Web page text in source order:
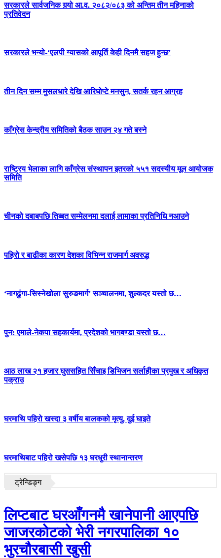
सरकारले सार्वजनिक गर्‍यो आ.व. २०८२/०८३ को अन्तिम तीन महिनाको
प्रतिवेदन
सरकारले भन्यो-‘एलपी ग्यासको आपूर्ति केही दिनमै सहज हुन्छ’
तीन दिन सम्म मुसलधारे देखि आरिघोप्टे मनसुन, सतर्क रहन आग्रह
काँग्रेस केन्द्रीय समितिको बैठक साउन २४ गते बस्ने
राष्ट्रिय भेलाका लागि काँग्रेस संस्थापन इतरको ५५१ सदस्यीय मूल आयोजक
समिति
चीनको दबाबपछि तिब्बत सम्मेलनमा दलाई लामाका प्रतिनिधि नआउने
पहिरो र बाढीका कारण देशका विभिन्न राजमार्ग अवरुद्ध
‘नागढुंगा-सिस्नेखोला सुरुङमार्ग’ सञ्चालनमा, शुल्कदर यस्तो छ…
पुन: एमाले-नेकपा सहकार्यमा, प्रदेशको भागबण्डा यस्तो छ…
आठ लाख २१ हजार घुससहित सिँचाइ डिभिजन सर्लाहीका प्रमुख र अधिकृत
पक्राउ
घरमाथि पहिरो खस्दा ३ वर्षीय बालकको मृत्यु, दुई घाइते
घरमाथिबाट पहिरो खसेपछि १३ घरधुरी स्थानान्तरण
ट्रेन्डिङ्ग
लिप्टबाट घरआँगनमै खानेपानी आएपछि
जाजरकोटको भेरी नगरपालिका १०
भुरचौरबासी खुसी